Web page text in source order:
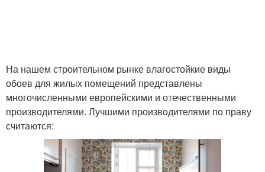
На нашем строительном рынке влагостойкие виды
обоев для жилых помещений представлены
многочисленными европейскими и отечественными
производителями. Лучшими производителями по праву
считаются: